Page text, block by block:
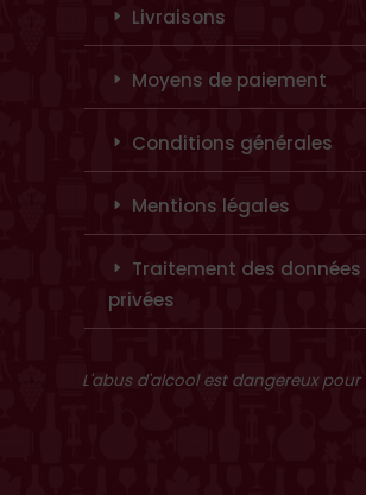
Livraisons
Moyens de paiement
Conditions générales
Mentions légales
Traitement des données
privées
L'abus d'alcool est dangereux pour